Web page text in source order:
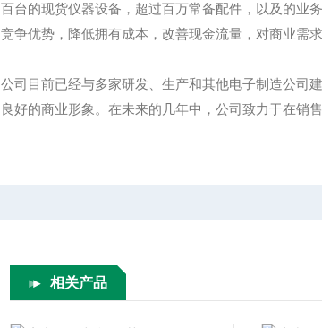
百台的现货仪器设备，超过百万常备配件，以及的业
竞争优势，降低拥有成本，改善现金流量，对商业需
公司目前已经与多家研发、生产和其他电子制造公司
良好的商业形象。在未来的几年中，公司致力于在销
相关产品